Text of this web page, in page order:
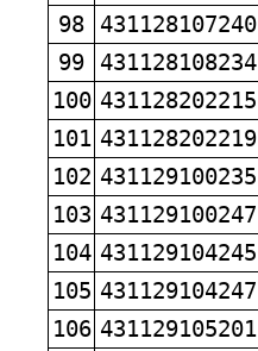
98
431128107240
99
431128108234
100 431128202215
101 431128202219
102 431129100235
103 431129100247
104 431129104245
105 431129104247
106 431129105201